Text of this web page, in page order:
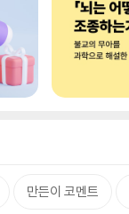
만든이 코멘트